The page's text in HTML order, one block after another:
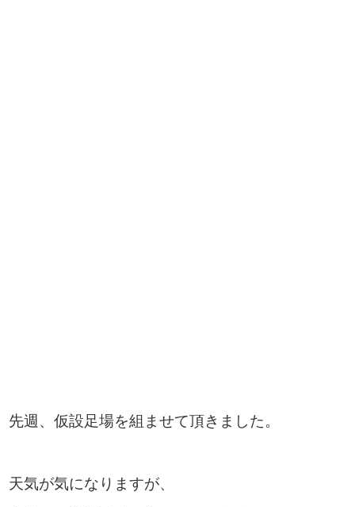
先週、仮設足場を組ませて頂きました。
天気が気になりますが、